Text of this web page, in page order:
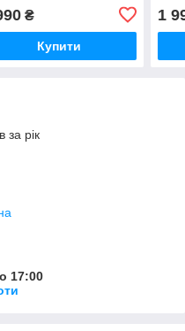
кишенями для
cruiser Кп V9 Стохід
₴
Купити
1
за рік
17:00